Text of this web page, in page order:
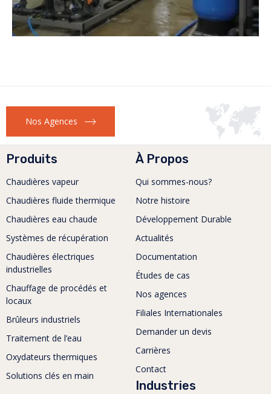
Nos Agences
Produits
Chaudières vapeur
Chaudières fluide thermique
Chaudières eau chaude
Systèmes de récupération
Chaudières électriques
industrielles
Chauffage de procédés et
locaux
Brûleurs industriels
Traitement de l’eau
Oxydateurs thermiques
Solutions clés en main
À Propos
Qui sommes-nous?
Notre histoire
Développement Durable
Actualités
Documentation
Études de cas
Nos agences
Filiales Internationales
Demander un devis
Carrières
Contact
Industries